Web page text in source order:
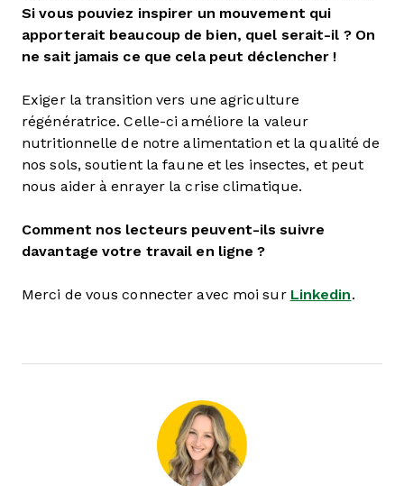
Si vous pouviez inspirer un mouvement qui
apporterait beaucoup de bien, quel serait-il ? On
ne sait jamais ce que cela peut déclencher !
Exiger la transition vers une agriculture
régénératrice. Celle-ci améliore la valeur
nutritionnelle de notre alimentation et la qualité de
nos sols, soutient la faune et les insectes, et peut
nous aider à enrayer la crise climatique.
Comment nos lecteurs peuvent-ils suivre
davantage votre travail en ligne ?
Merci de vous connecter avec moi sur Linkedin.